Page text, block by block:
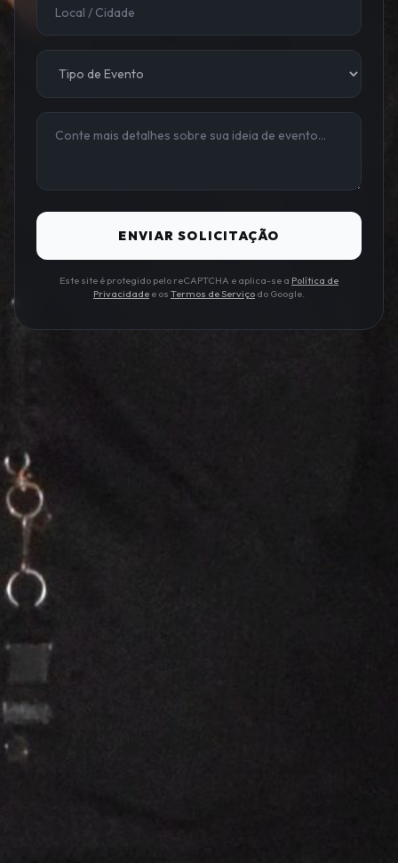
ENVIAR SOLICITAÇÃO
Este site é protegido pelo reCAPTCHA e aplica-se a Política de
Privacidade e os Termos de Serviço do Google.